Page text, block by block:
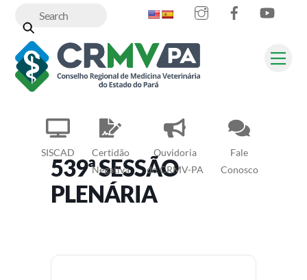
content
SISCAD
Certidão
Negativa
Ouvidoria
do CRMV-PA
Fale
Conosco
InstagramFacebook
539ª SESSÃO
PLENÁRIA